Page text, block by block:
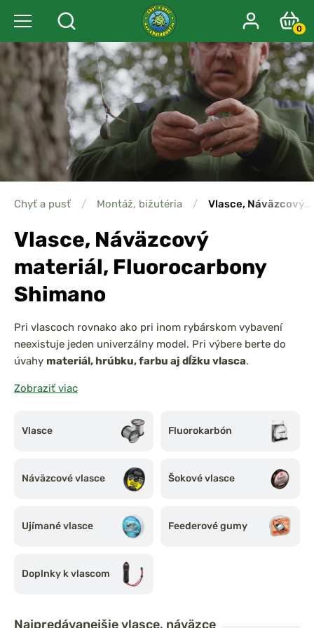
0
Chyť a pusť / Montáž, bižutéria / Vlasce, Náväzcový…
Vlasce, Náväzcový
materiál, Fluorocarbony
Shimano
Pri vlascoch rovnako ako pri inom rybárskom vybavení
neexistuje jeden univerzálny model. Pri výbere berte do
úvahy materiál, hrúbku, farbu aj dĺžku vlasca.
Nepodceňujte výber rybárskeho vlasca. Pri zdolávaní
Dĺžku a hrúbku vlasca
vyberajte podľa rýb, na
ktoré cielite. A aj keď platí, že čím väčšiu rybu chytáte,
extrémov. Ak si lámete hlavu nad tým, čo navinúť na
cievku, urobte si jasno v jednotlivých parametroch. Ľahko
Materiál a zloženie vlákna: vlasce a pletené
Zobraziť viac
Vlasce Fluorokarbón
Náväzcové vlasce Šokové vlasce
Ujímané vlasce Feederové gumy
Doplnky k vlascom
Najpredávanejšievlasce, náväzce